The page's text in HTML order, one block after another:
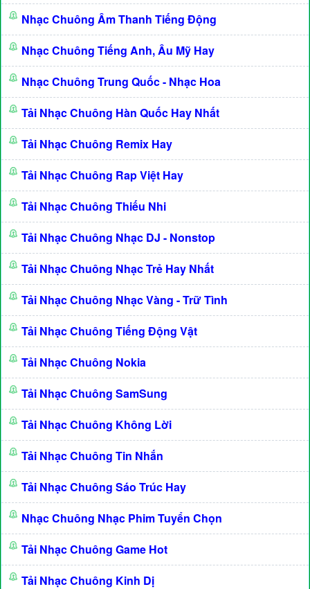
Nhạc Chuông Âm Thanh Tiếng Động
Nhạc Chuông Tiếng Anh, Âu Mỹ Hay
Nhạc Chuông Trung Quốc - Nhạc Hoa
Tải Nhạc Chuông Hàn Quốc Hay Nhất
Tải Nhạc Chuông Remix Hay
Tải Nhạc Chuông Rap Việt Hay
Tải Nhạc Chuông Thiếu Nhi
Tải Nhạc Chuông Nhạc DJ - Nonstop
Tải Nhạc Chuông Nhạc Trẻ Hay Nhất
Tải Nhạc Chuông Nhạc Vàng - Trữ Tình
Tải Nhạc Chuông Tiếng Động Vật
Tải Nhạc Chuông Nokia
Tải Nhạc Chuông SamSung
Tải Nhạc Chuông Không Lời
Tải Nhạc Chuông Tin Nhắn
Tải Nhạc Chuông Sáo Trúc Hay
Nhạc Chuông Nhạc Phim Tuyển Chọn
Tải Nhạc Chuông Game Hot
Tải Nhạc Chuông Kinh Dị